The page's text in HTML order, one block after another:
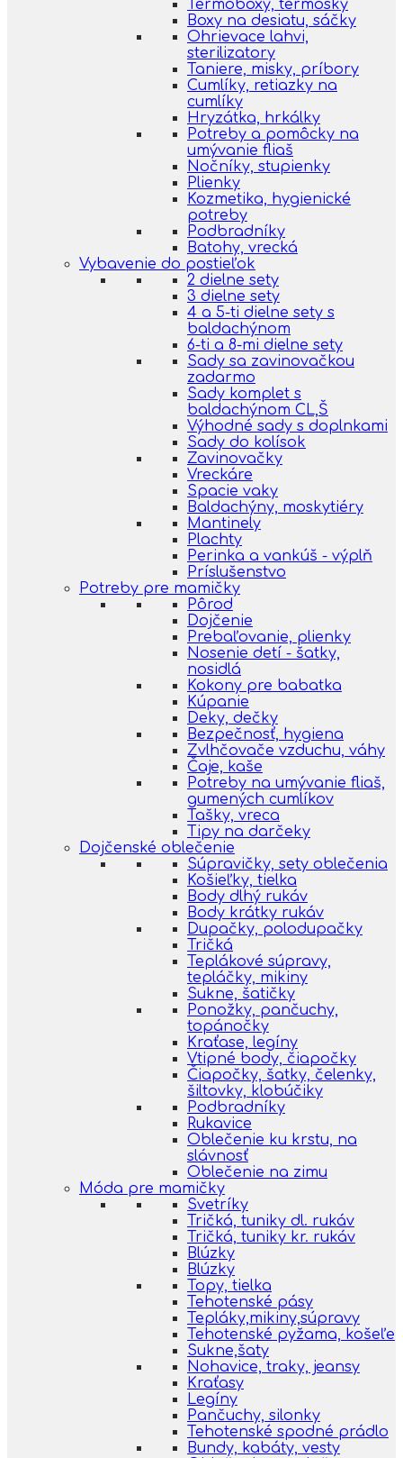
Termoboxy, termosky
Boxy na desiatu, sáčky
Ohrievace lahvi,
sterilizatory
Taniere, misky, príbory
Cumlíky, retiazky na
cumlíky
Hryzátka, hrkálky
Potreby a pomôcky na
umývanie fliaš
Nočníky, stupienky
Plienky
Kozmetika, hygienické
potreby
Podbradníky
Batohy, vrecká
Vybavenie do postieľok
2 dielne sety
3 dielne sety
4 a 5-ti dielne sety s
baldachýnom
6-ti a 8-mi dielne sety
Sady sa zavinovačkou
zadarmo
Sady komplet s
baldachýnom CL,Š
Výhodné sady s doplnkami
Sady do kolísok
Zavinovačky
Vreckáre
Spacie vaky
Baldachýny, moskytiéry
Mantinely
Plachty
Perinka a vankúš - výplň
Príslušenstvo
Potreby pre mamičky
Pôrod
Dojčenie
Prebaľovanie, plienky
Nosenie detí - šatky,
nosidlá
Kokony pre babatka
Kúpanie
Deky, dečky
Bezpečnosť, hygiena
Zvlhčovače vzduchu, váhy
Čaje, kaše
Potreby na umývanie fliaš,
gumených cumlíkov
Tašky, vreca
Tipy na darčeky
Dojčenské oblečenie
Súpravičky, sety oblečenia
Košieľky, tielka
Body dlhý rukáv
Body krátky rukáv
Dupačky, polodupačky
Tričká
Teplákové súpravy,
tepláčky, mikiny
Sukne, šatičky
Ponožky, pančuchy,
topánočky
Kraťase, legíny
Vtipné body, čiapočky
Čiapočky, šatky, čelenky,
šiltovky, klobúčiky
Podbradníky
Rukavice
Oblečenie ku krstu, na
slávnosť
Oblečenie na zimu
Móda pre mamičky
Svetríky
Tričká, tuniky dl. rukáv
Tričká, tuniky kr. rukáv
Blúzky
Blúzky
Topy, tielka
Tehotenské pásy
Tepláky,mikiny,súpravy
Tehotenské pyžama, košeľe
Sukne,šaty
Nohavice, traky, jeansy
Kraťasy
Legíny
Pančuchy, silonky
Tehotenské spodné prádlo
Bundy, kabáty, vesty